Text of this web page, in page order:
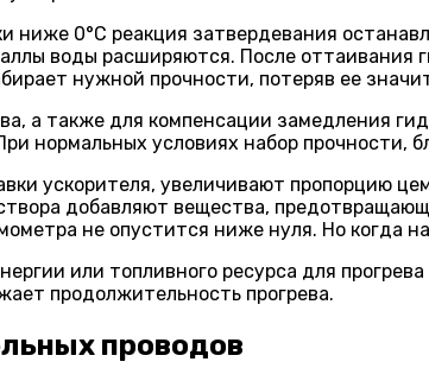
0°C реакция затвердевания
воды расширяются. После
нужной прочности, потеряв ее
а также для компенсации замедления
нормальных условиях набор прочности,
ускорителя, увеличивают пропорцию
добавляют вещества,
не опустится ниже нуля. Но когда
или топливного ресурса для
продолжительность прогрева.
проводов